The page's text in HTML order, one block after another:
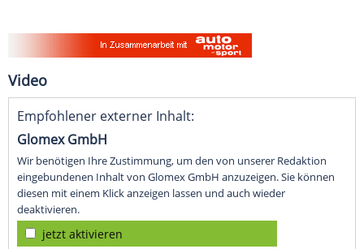
Video
Empfohlener externer Inhalt:
Glomex GmbH
Wir benötigen Ihre Zustimmung, um den von unserer Redaktion
eingebundenen Inhalt von Glomex GmbH anzuzeigen. Sie können
diesen mit einem Klick anzeigen lassen und auch wieder
deaktivieren.
jetzt aktivieren